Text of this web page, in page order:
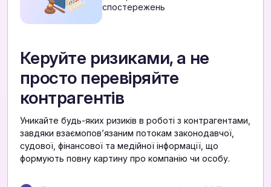
спостережень
Керуйте ризиками, а не
просто перевіряйте
контрагентів
Уникайте будь-яких ризиків в роботі з контрагентами,
завдяки взаємоповʼязаним потокам законодавчої,
судової, фінансової та медійної інформації, що
формують повну картину про компанію чи особу.